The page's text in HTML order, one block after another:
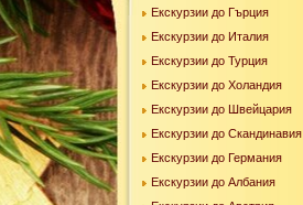
Екскурзии до Гърция
Екскурзии до Италия
Екскурзии до Турция
Екскурзии до Холандия
Екскурзии до Швейцария
Екскурзии до Скандинавия
Екскурзии до Германия
Екскурзии до Албания